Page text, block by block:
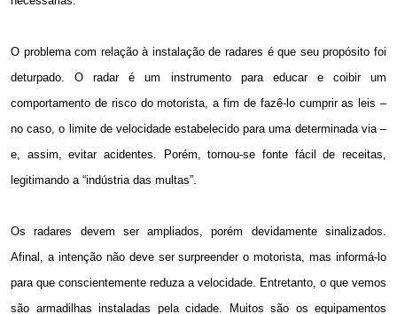
O problema com relação à instalação de radares é que seu propósito foi
deturpado. O radar é um instrumento para educar e coibir um
comportamento de risco do motorista, a fim de fazê-lo cumprir as leis –
no caso, o limite de velocidade estabelecido para uma determinada via –
e, assim, evitar acidentes. Porém, tornou-se fonte fácil de receitas,
legitimando a “indústria das multas”.
Os radares devem ser ampliados, porém devidamente sinalizados.
Afinal, a intenção não deve ser surpreender o motorista, mas informá-lo
para que conscientemente reduza a velocidade. Entretanto, o que vemos
são armadilhas instaladas pela cidade. Muitos são os equipamentos